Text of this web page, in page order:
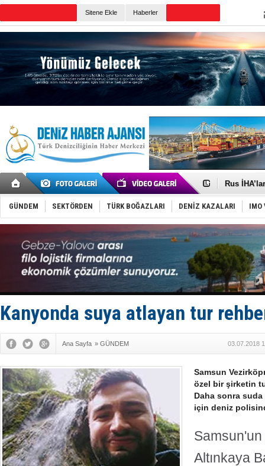
Sitene Ekle Haberler
Gemide
Rus
Tatil
Rusya,
Enejota
Denizcilik
‘14.
Taksi
TÜRKLİM
SOCAR da
Dünyanın
GÜNDEM SEKTÖRDEN TÜRK BOĞAZLARI DENİZ KAZALARI IMO
Kanyonda suya atlayan tur
Ana Sayfa » GÜNDEM 03.07.2018
Samsun
özel bir şirketin
Daha sonra
için deniz
Altınkaya